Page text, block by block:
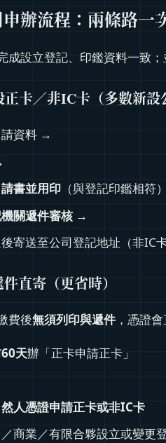
辦流程：兩條路一
成設立登記、印鑑資料一致
卡／非IC卡（多數新設
資料 →
書並用印 （與登記印鑑相符
關遞件審核→
寄送至公司登記地址（非IC
直寄（更省時）
費後無須列印與遞件 ，憑證
天辦「正卡申請正卡」
人憑證申請正卡或非IC卡
商業／有限合夥設立或變更